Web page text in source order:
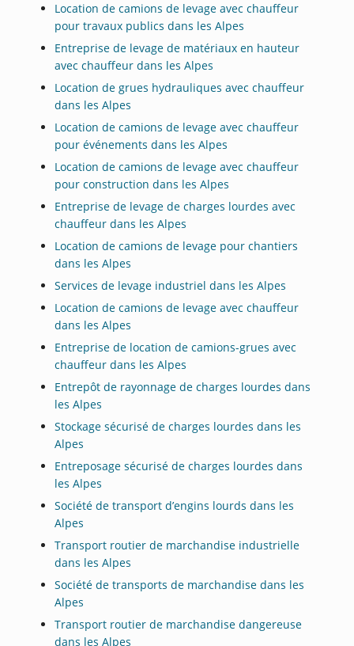
Location de camions de levage avec chauffeur
pour travaux publics dans les Alpes
Entreprise de levage de matériaux en hauteur
avec chauffeur dans les Alpes
Location de grues hydrauliques avec chauffeur
dans les Alpes
Location de camions de levage avec chauffeur
pour événements dans les Alpes
Location de camions de levage avec chauffeur
pour construction dans les Alpes
Entreprise de levage de charges lourdes avec
chauffeur dans les Alpes
Location de camions de levage pour chantiers
dans les Alpes
Services de levage industriel dans les Alpes
Location de camions de levage avec chauffeur
dans les Alpes
Entreprise de location de camions-grues avec
chauffeur dans les Alpes
Entrepôt de rayonnage de charges lourdes dans
les Alpes
Stockage sécurisé de charges lourdes dans les
Alpes
Entreposage sécurisé de charges lourdes dans
les Alpes
Société de transport d’engins lourds dans les
Alpes
Transport routier de marchandise industrielle
dans les Alpes
Société de transports de marchandise dans les
Alpes
Transport routier de marchandise dangereuse
dans les Alpes